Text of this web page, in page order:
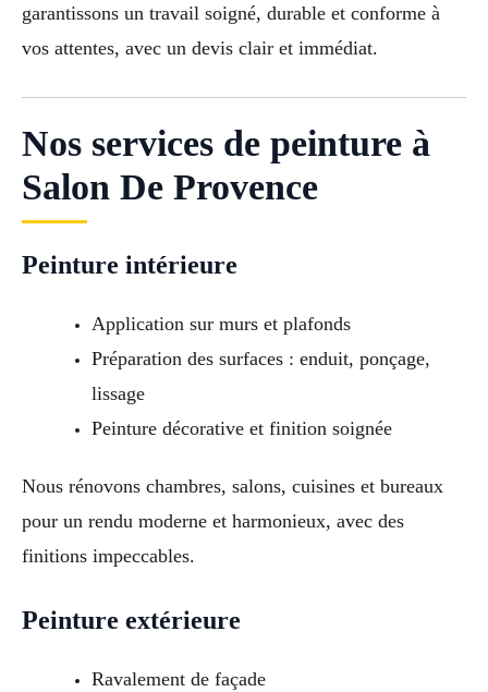
garantissons un travail soigné, durable et conforme à
vos attentes, avec un devis clair et immédiat.
Nos services de peinture à
Salon De Provence
Peinture intérieure
Application sur murs et plafonds
Préparation des surfaces : enduit, ponçage,
lissage
Peinture décorative et finition soignée
Nous rénovons chambres, salons, cuisines et bureaux
pour un rendu moderne et harmonieux, avec des
finitions impeccables.
Peinture extérieure
Ravalement de façade